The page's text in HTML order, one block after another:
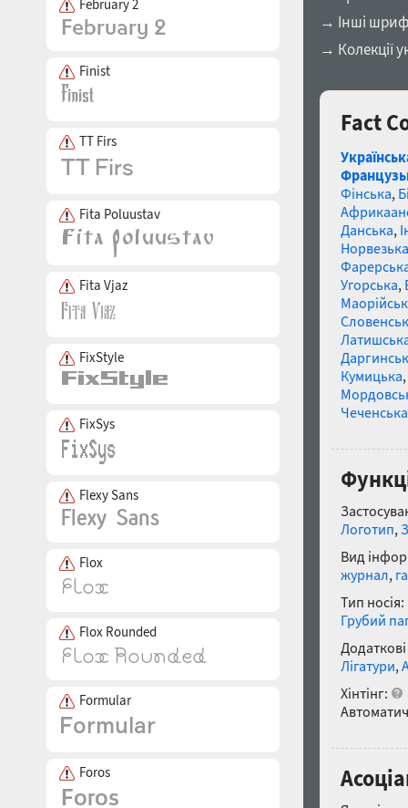
February 2
Finist
TT Firs
Fita Poluustav
Fita Vjaz
FixStyle
FixSys
Flexy Sans
Flox
Flox Rounded
Formular
Foros
→ Інші
→ Колекції
Fact
Фінська,
Данська,
Норвезька
Угорська,
Кумицька,
Чеченська
Логотип,
Вид
журнал,
Тип носія:
Грубий
Лігатури,
Хінтінг: